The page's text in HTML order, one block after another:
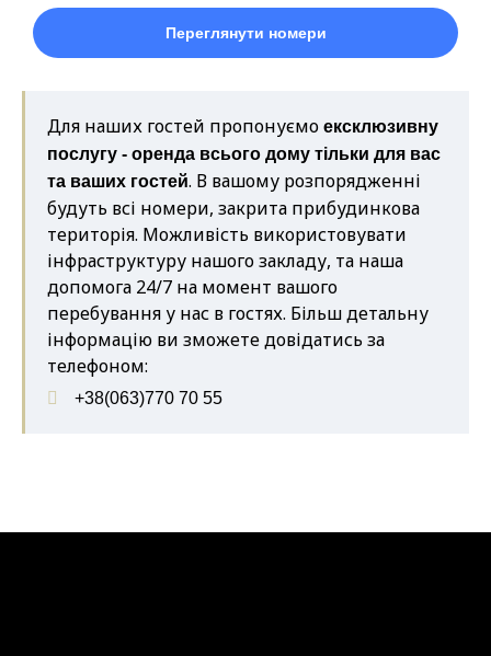
Переглянути номери
Для наших гостей пропонуємо ексклюзивну
послугу - оренда всього дому тільки для вас
та ваших гостей. В вашому розпорядженні
будуть всі номери, закрита прибудинкова
територія. Можливість використовувати
інфраструктуру нашого закладу, та наша
допомога 24/7 на момент вашого
перебування у нас в гостях. Більш детальну
інформацію ви зможете довідатись за
телефоном:
+38(063)770 70 55